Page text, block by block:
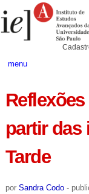
para
conteúdo.
Pessoais
menu
partir das
Tarde
por Sandra Codo -